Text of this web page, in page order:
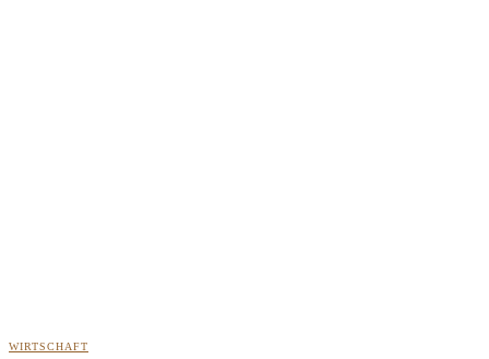
WIRTSCHAFT